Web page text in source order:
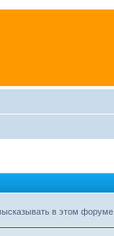
в этом форуме.